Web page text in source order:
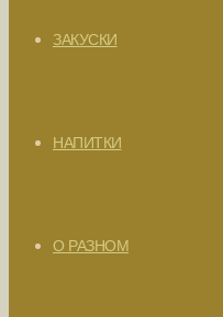
ЗАКУСКИ
НАПИТКИ
О РАЗНОМ